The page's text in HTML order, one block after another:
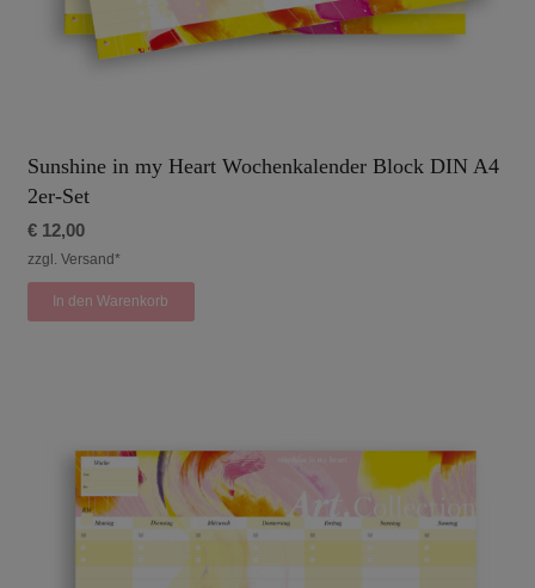
Sunshine in my Heart Wochenkalender Block DIN A4
2er-Set
€12,00
zzgl. Versand*
In den Warenkorb